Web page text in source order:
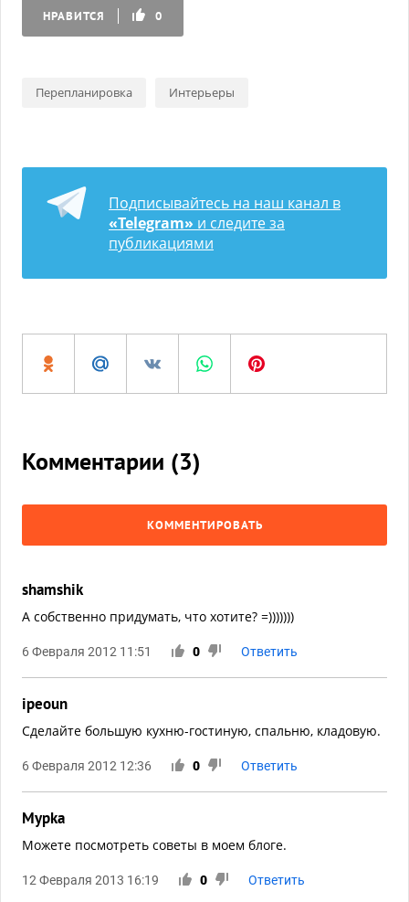
НРАВИТСЯ 0
Перепланировка Интерьеры
Подписывайтесь на наш канал в
«Telegram» и следите за
публикациями
Комментарии (3)
КОММЕНТИРОВАТЬ
shamshik
А собственно придумать, что хотите? =)))))))
6 Февраля 2012 11:51 0 Ответить
ipeoun
Сделайте большую кухню-гостиную, спальню, кладовую.
6 Февраля 2012 12:36 0 Ответить
Mypka
Можете посмотреть советы в моем блоге.
12 Февраля 2013 16:19 0 Ответить